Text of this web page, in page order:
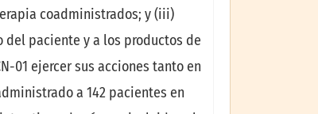
coadministrados; y (iii)
paciente y a los productos de
01 ejercer sus acciones tanto en
a 142 pacientes en